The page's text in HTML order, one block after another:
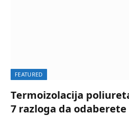
FEATURED
Termoizolacija
7 razloga da